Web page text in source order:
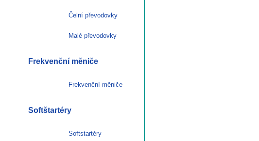
Čelní převodovky
Malé převodovky
Frekvenční měniče
Frekvenční měniče
Softštartéry
Softstartéry